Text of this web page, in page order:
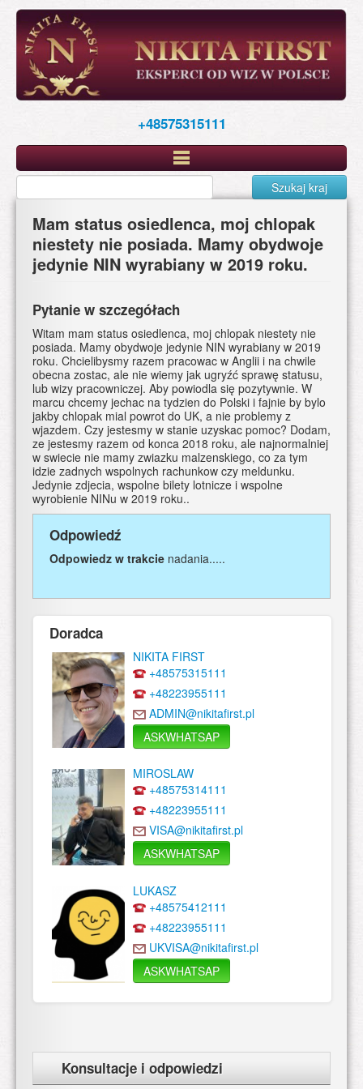
Skip
main
content
+48575315111
Szukaj kraj
Mam status osiedlenca, moj chlopak
niestety nie posiada. Mamy obydwoje
jedynie NIN wyrabiany w 2019 roku.
Pytanie w szczegółach
Witam mam status osiedlenca, moj chlopak niestety nie
posiada. Mamy obydwoje jedynie NIN wyrabiany w 2019
roku. Chcielibysmy razem pracowac w Anglii i na chwile
obecna zostac, ale nie wiemy jak ugryźć sprawę statusu,
lub wizy pracowniczej. Aby powiodla się pozytywnie. W
marcu chcemy jechac na tydzien do Polski i fajnie by bylo
jakby chlopak mial powrot do UK, a nie problemy z
wjazdem. Czy jestesmy w stanie uzyskac pomoc? Dodam,
ze jestesmy razem od konca 2018 roku, ale najnormalniej
w swiecie nie mamy zwiazku malzenskiego, co za tym
idzie zadnych wspolnych rachunkow czy meldunku.
Jedynie zdjecia, wspolne bilety lotnicze i wspolne
wyrobienie NINu w 2019 roku..
Odpowiedź
Odpowiedz w trakcie nadania.....
Doradca
NIKITA FIRST
+48575315111
+48223955111
ADMIN@nikitafirst.pl
ASKWHATSAP
MIROSLAW
+48575314111
+48223955111
VISA@nikitafirst.pl
ASKWHATSAP
LUKASZ
+48575412111
+48223955111
UKVISA@nikitafirst.pl
ASKWHATSAP
Konsultacje i odpowiedzi